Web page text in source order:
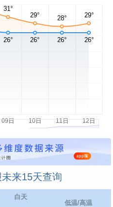
来15天查询
白天
低温/高温